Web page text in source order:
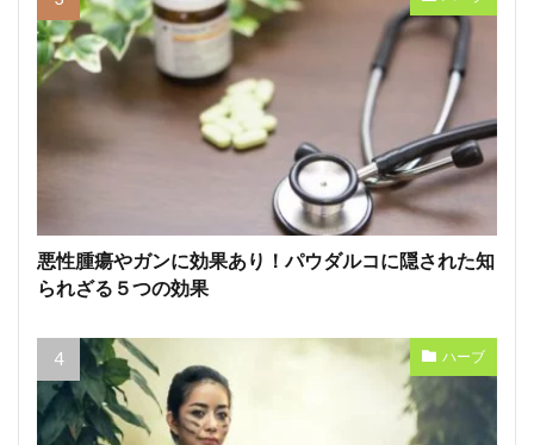
悪性腫瘍やガンに効果あり！パウダルコに隠された知
られざる５つの効果
ハーブ